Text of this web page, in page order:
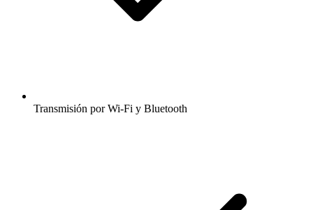
Transmisión por Wi-Fi y Bluetooth